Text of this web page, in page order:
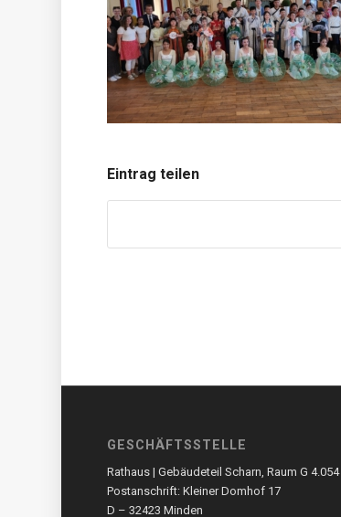
Eintrag teilen
GESCHÄFTSSTELLE
Rathaus | Gebäudeteil Scharn, Raum G 4.054
Postanschrift: Kleiner Domhof 17
D – 32423 Minden